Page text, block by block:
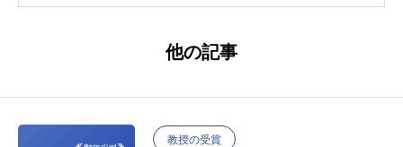
他の記事
教授の受賞